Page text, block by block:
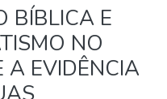
BÍBLICA E
NO
A EVIDÊNCIA